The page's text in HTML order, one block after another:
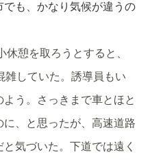
も、かなり気候が違うの
憩を取ろうとすると、
雑していた。誘導員もい
う。さっきまで車とほと
、と思ったが、高速道路
気づいた。下道では遠く